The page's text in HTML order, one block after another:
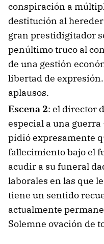
conspiración a
destitución al
gran prestidigitador
penúltimo truco al
de una gestión
libertad de
aplausos.
Escena 2: el director
especial a una
pidió expresamente
fallecimiento bajo el
acudir a su funeral
laborales en las que
tiene un sentido
actualmente
Solemne ovación de